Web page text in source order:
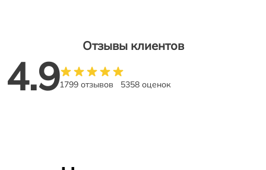
Отзывы клиентов
4.91799 отзывов 5358 оценок